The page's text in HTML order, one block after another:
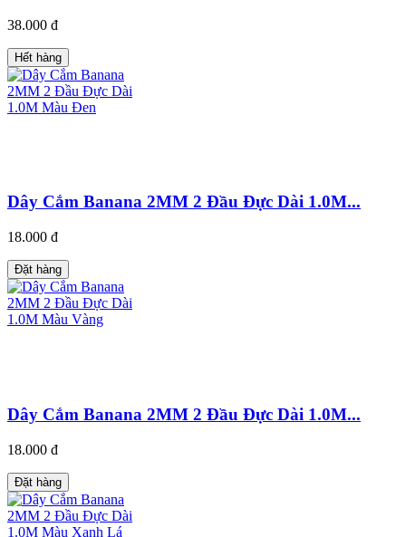
38.000 đ
Hết hàng
Dây Cắm Banana 2MM 2 Đầu Đực Dài 1.0M...
18.000 đ
Đặt hàng
Dây Cắm Banana 2MM 2 Đầu Đực Dài 1.0M...
18.000 đ
Đặt hàng